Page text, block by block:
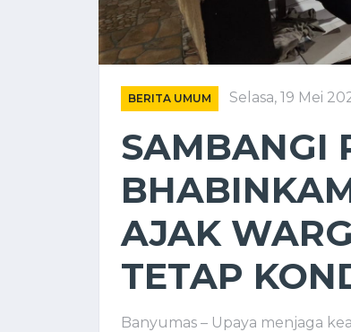
BERITA UMUM Selasa, 19 Mei
SAMBANGI
AJAK
TETAP
Banyumas – Upaya menjaga